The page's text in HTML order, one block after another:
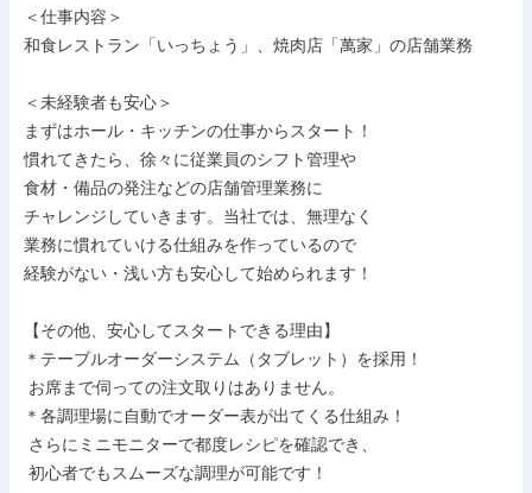
＜仕事内容＞
和食レストラン「いっちょう」、焼肉店「萬家」の店舗業務
＜未経験者も安心＞
まずはホール・キッチンの仕事からスタート！
慣れてきたら、徐々に従業員のシフト管理や
食材・備品の発注などの店舗管理業務に
チャレンジしていきます。当社では、無理なく
業務に慣れていける仕組みを作っているので
経験がない・浅い方も安心して始められます！
【その他、安心してスタートできる理由】
＊テーブルオーダーシステム（タブレット）を採用！
＊各調理場に自動でオーダー表が出てくる仕組み！